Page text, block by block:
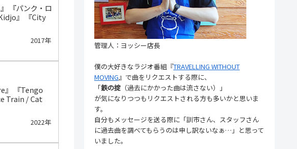
『パンク・ロ
』 『City
2017年
』 『Tengo
Train / Cat
2022年
管理人：ヨッシー店長
僕の大好きなラジオ番組『TRAVELLING WITHOUT
MOVING』で曲をリクエストする際に、
「鉄の掟 （過去にかかった曲は流さない）」
が気になりつつもリクエストされる方も多いかと思いま
す。
自分もメッセージを送る際に「訓市さん、スタッフさん
に過去曲を調べてもらうのは申し訳ないなぁ…」と思って
いました。